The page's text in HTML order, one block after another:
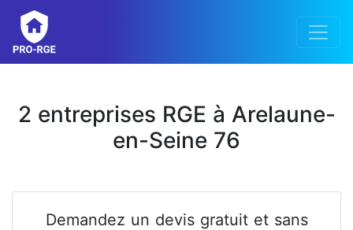
2 entreprises RGE à Arelaune-
en-Seine 76
Demandez un devis gratuit et sans